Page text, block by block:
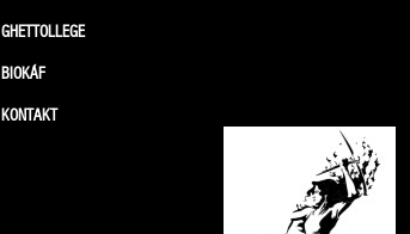
GHETTOLLEGE
BIOKÁF
KONTAKT